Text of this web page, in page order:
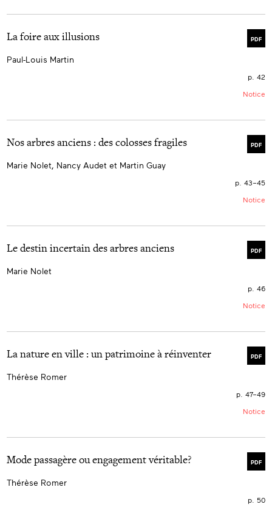
PDF
La foire aux illusions
Paul-Louis Martin
p. 42
Notice
PDF
Nos arbres anciens : des colosses fragiles
Marie Nolet, Nancy Audet et Martin Guay
p. 43–45
Notice
PDF
Le destin incertain des arbres anciens
Marie Nolet
p. 46
Notice
PDF
La nature en ville : un patrimoine à réinventer
Thérèse Romer
p. 47–49
Notice
PDF
Mode passagère ou engagement véritable?
Thérèse Romer
p. 50